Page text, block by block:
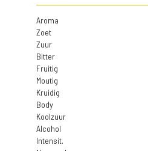
Aroma
Zoet
Zuur
Bitter
Fruitig
Moutig
Kruidig
Body
Koolzuur
Alcohol
Intensit.